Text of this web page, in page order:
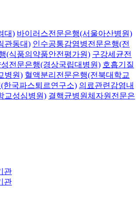
대) 바이러스전문은행(서울아산병원)
관동대) 인수공통감염병전문은행(전
(식품의약품안전평가원) 구강세균전
전문은행(경상국립대병원) 호흡기질
병원) 혈액분리전문은행(전북대학교
한국파스퇴르연구소) 의료관련감염내
교성심병원) 결핵균병원체자원전문은
관
관